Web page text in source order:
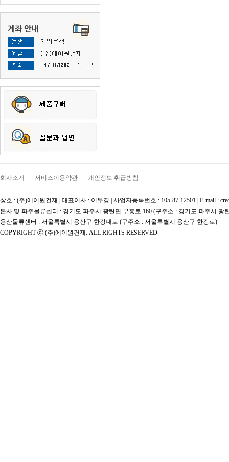
회사소개 서비스이용약관 개인정보 취급방침
상호 : (주)에이원건재 | 대표이사 : 이무경 | 사업자등록번호 : 105-87-12501 | E-mail :
본사 및 파주물류센터 : 경기도 파주시 광탄면 부흥로 160 (구주소 : 경기도 파주시 광
용산물류센터 : 서울특별시 용산구 한강대로 (구주소 : 서울특별시 용산구 한강로)
COPYRIGHT ⓒ (주)에이원건재. ALL RIGHTS RESERVED.